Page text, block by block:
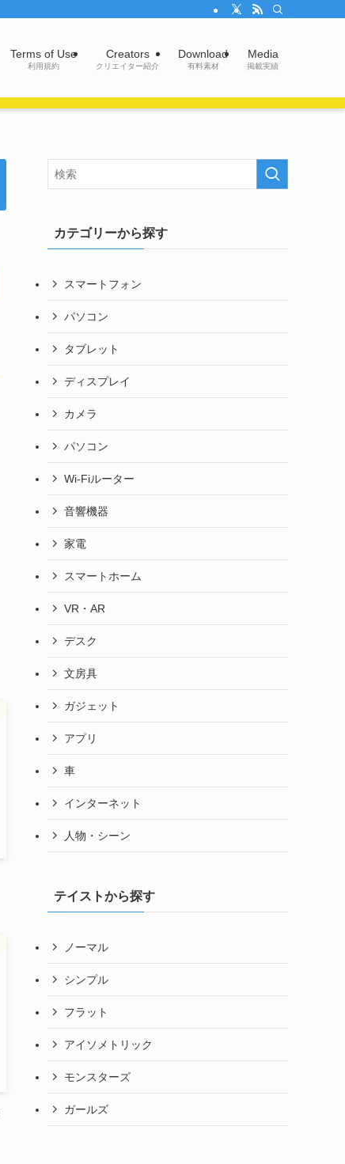
Terms of Use
利用規約
Creators
クリエイター紹介
Download
有料素材
Media
掲載実績
カテゴリーから探す
スマートフォン
パソコン
タブレット
ディスプレイ
カメラ
パソコン
Wi-Fiルーター
音響機器
家電
スマートホーム
VR・AR
デスク
文房具
ガジェット
アプリ
車
インターネット
人物・シーン
テイストから探す
ノーマル
シンプル
フラット
アイソメトリック
モンスターズ
ガールズ